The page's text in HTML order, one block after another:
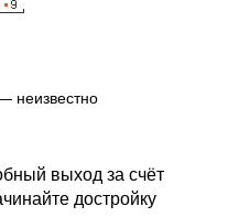
неизвестно
выход за счёт
достройку